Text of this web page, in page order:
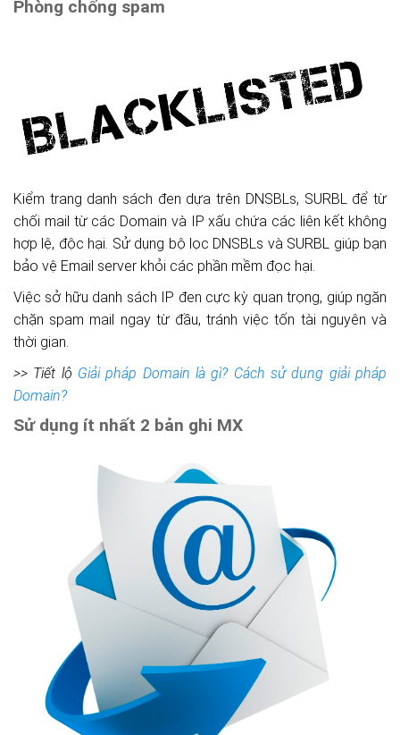
Phòng chống spam
Kiểm trang danh sách đen dựa trên DNSBLs, SURBL để từ
chối mail từ các Domain và IP xấu chứa các liên kết không
hợp lệ, độc hại. Sử dụng bộ lọc DNSBLs và SURBL giúp bạn
bảo vệ Email server khỏi các phần mềm đọc hại.
Việc sở hữu danh sách IP đen cực kỳ quan trọng, giúp ngăn
chặn spam mail ngay từ đầu, tránh việc tốn tài nguyên và
thời gian.
>> Tiết lộ Giải pháp Domain là gì? Cách sử dụng giải pháp
Domain?
Sử dụng ít nhất 2 bản ghi MX